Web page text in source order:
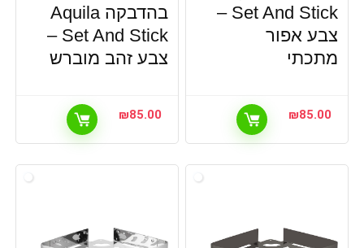
Set And Stick –
צבע אפור
מתכתי
₪85.00
בהדבקה Aquila
Set And Stick –
צבע זהב מוברש
₪85.00